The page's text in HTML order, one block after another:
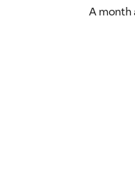
A month